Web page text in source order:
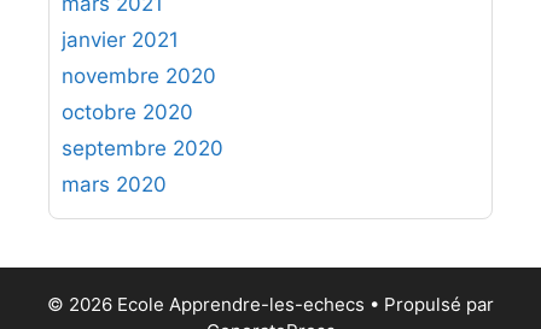
janvier 2021
novembre 2020
octobre 2020
septembre 2020
mars 2020
© 2026 Ecole Apprendre-les-echecs • Propulsé par